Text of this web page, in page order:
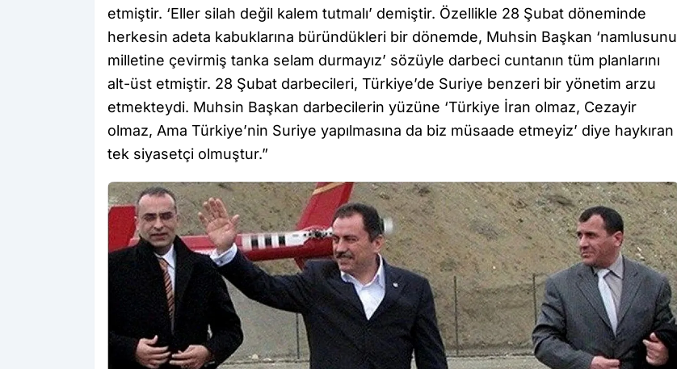
etmiştir. ‘Eller silah değil kalem tutmalı’ demiştir. Özellikle 28 Şubat döneminde
herkesin adeta kabuklarına büründükleri bir dönemde, Muhsin Başkan ‘namlusunu
milletine çevirmiş tanka selam durmayız’ sözüyle darbeci cuntanın tüm planlarını
alt-üst etmiştir. 28 Şubat darbecileri, Türkiye’de Suriye benzeri bir yönetim arzu
etmekteydi. Muhsin Başkan darbecilerin yüzüne ‘Türkiye İran olmaz, Cezayir
olmaz, Ama Türkiye’nin Suriye yapılmasına da biz müsaade etmeyiz’ diye haykıran
tek siyasetçi olmuştur.”